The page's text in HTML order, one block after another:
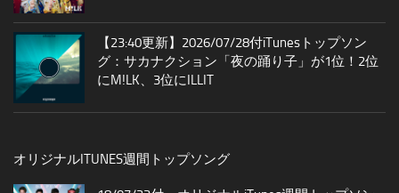
【23:40更新】2026/07/28付iTunesトップソン
グ：サカナクション「夜の踊り子」が1位！2位
にM!LK、3位にILLIT
オリジナルITUNES週間トップソング